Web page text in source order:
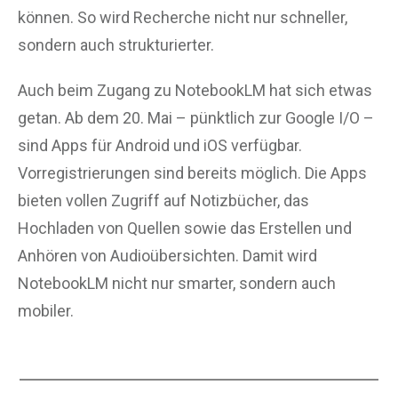
können. So wird Recherche nicht nur schneller,
sondern auch strukturierter.
Auch beim Zugang zu NotebookLM hat sich etwas
getan. Ab dem 20. Mai – pünktlich zur Google I/O –
sind Apps für Android und iOS verfügbar.
Vorregistrierungen sind bereits möglich. Die Apps
bieten vollen Zugriff auf Notizbücher, das
Hochladen von Quellen sowie das Erstellen und
Anhören von Audioübersichten. Damit wird
NotebookLM nicht nur smarter, sondern auch
mobiler.